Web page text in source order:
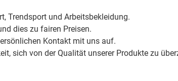
Trendsport und Arbeitsbekleidung.
dies zu fairen Preisen.
Kontakt mit uns auf.
sich von der Qualität unserer Produkte zu